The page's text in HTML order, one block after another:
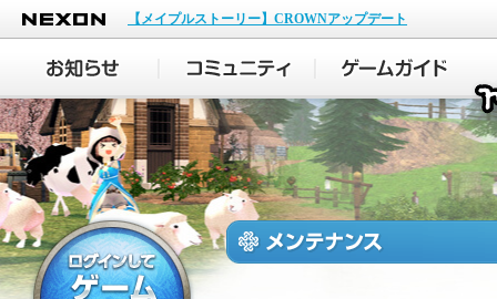
NEXON
【メイプルストーリー】CROWNアップデート